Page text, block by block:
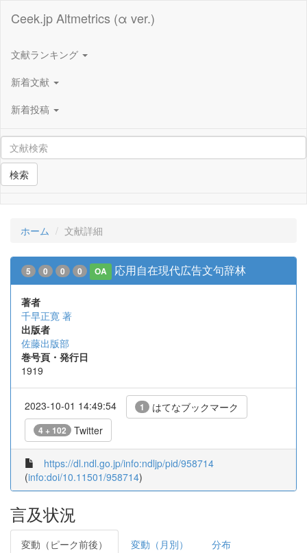
Ceek.jp Altmetrics (α ver.)
文献ランキング
新着文献
新着投稿
検索
ホーム 文献詳細
5 0 0 0 OA 応用自在現代広告文句辞林
著者
千早正寛 著
出版者
佐藤出版部
巻号頁・発行日
1919
2023-10-01 14:49:54 1 はてなブックマーク
4 + 102 Twitter
https://dl.ndl.go.jp/info:ndljp/pid/958714
(info:doi/10.11501/958714)
言及状況
変動（ピーク前後） 変動（月別） 分布